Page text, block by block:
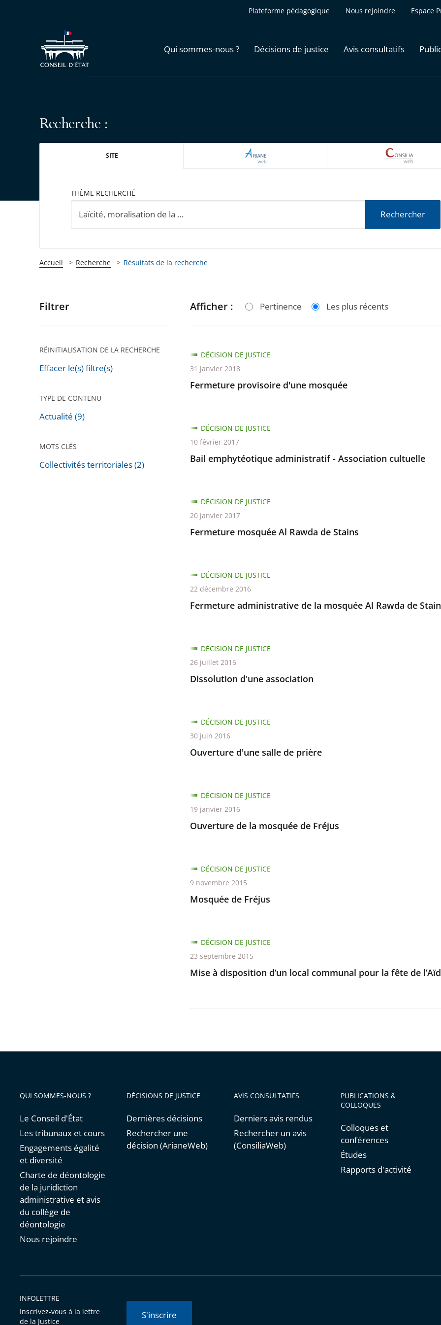
Plateforme pédagogique Nous rejoindre Espace
Qui sommes-nous ? Décisions de justice Avis consultatifs
Recherche :
SITE ARIANEWEB
THÈME RECHERCHÉ
Rechercher
Accueil Recherche Résultats de la recherche
Passer
pour
après
Filtrer
RÉINITIALISATION DE LA RECHERCHE
Effacer le(s) filtre(s)
TYPE DE CONTENU
Actualité (9)
MOTS CLÉS
Collectivités territoriales (2)
Afficher : Pertinence Les plus récents
Fermeture provisoire d'une mosquée
DÉCISION DE JUSTICE
31 janvier 2018
Bail emphytéotique administratif - Association cultuelle
DÉCISION DE JUSTICE
10 février 2017
Fermeture mosquée Al Rawda de Stains
DÉCISION DE JUSTICE
20 janvier 2017
Fermeture administrative de la mosquée Al Rawda de
DÉCISION DE JUSTICE
22 décembre 2016
Dissolution d'une association
DÉCISION DE JUSTICE
26 juillet 2016
Ouverture d'une salle de prière
DÉCISION DE JUSTICE
30 juin 2016
Ouverture de la mosquée de Fréjus
DÉCISION DE JUSTICE
19 janvier 2016
Mosquée de Fréjus
DÉCISION DE JUSTICE
9 novembre 2015
Mise à disposition d’un local communal pour la fête de l’Aïd
DÉCISION DE JUSTICE
23 septembre 2015
QUI SOMMES-NOUS ?
Le Conseil d'État
Les tribunaux et cours
Engagements égalité
et diversité
Charte de déontologie
de la juridiction
administrative et avis
du collège de
déontologie
Nous rejoindre
DÉCISIONS DE JUSTICE
Dernières décisions
Rechercher une
décision (ArianeWeb)
AVIS CONSULTATIFS
Derniers avis rendus
Rechercher un avis
(ConsiliaWeb)
PUBLICATIONS &
COLLOQUES
Colloques et
conférences
Études
Rapports d'activité
INFOLETTRE
Inscrivez-vous à la lettre
de la Justice
S'inscrire